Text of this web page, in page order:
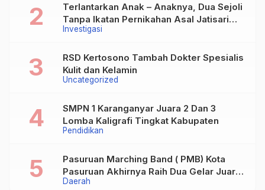
Investigasi
Terlantarkan Anak – Anaknya, Dua Sejoli
Tanpa Ikatan Pernikahan Asal Jatisari
Kecamatan Geger Madiun dan Maospati
Uncategorized
RSD Kertosono Tambah Dokter Spesialis
Kulit dan Kelamin
Pendidikan
SMPN 1 Karanganyar Juara 2 Dan 3
Lomba Kaligrafi Tingkat Kabupaten
Daerah
Pasuruan Marching Band ( PMB) Kota
Pasuruan Akhirnya Raih Dua Gelar Juara
Dalam Kejurprov Jatim 2024